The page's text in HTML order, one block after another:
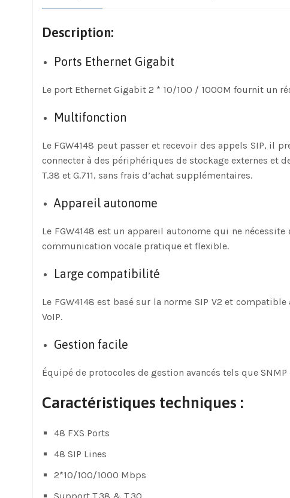
Description:
Ports Ethernet Gigabit
Le port Ethernet Gigabit 2 * 10/100 / 1000M fournit un
Multifonction
Le FGW4148 peut passer et recevoir des appels SIP, il
connecter à des périphériques de stockage externes et
T.38 et G.711, sans frais d’achat supplémentaires.
Appareil autonome
Le FGW4148 est un appareil autonome qui ne
communication vocale pratique et flexible.
Large compatibilité
Le FGW4148 est basé sur la norme SIP V2 et
VoIP.
Gestion facile
Équipé de protocoles de gestion avancés tels que
Caractéristiques techniques :
48 FXS Ports
48 SIP Lines
2*10/100/1000 Mbps